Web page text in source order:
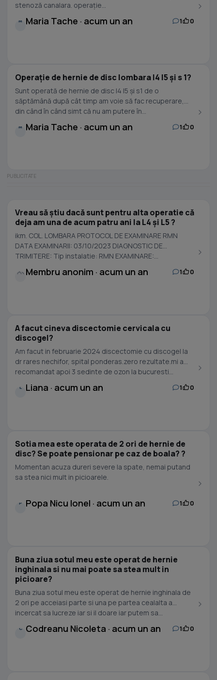
stenoză canalara. operație...
M Maria Tache · acum un an 1 0
Operație de hernie de disc lombara l4 l5 și s 1?
Sunt operată de hernie de disc l4 l5 și s1 de o
săptămână după cât timp am voie să fac recuperare,
din când în când simt că nu am putere în...
M Maria Tache · acum un an 1 0
Vreau să știu dacă sunt pentru alta operatie că
deja am una de acum patru ani la L4 și L5 ?
ikm. COL. LOMBARA PROTOCOL DE EXAMINARE RMN
DATA EXAMINARII: 03/10/2023 DIAGNOSTIC DE
TRIMITERE: Tip instalatie: RMN EXAMINARE:...
Membru anonim · acum un an 1 0
A facut cineva discectomie cervicala cu
discogel?
Am facut in februarie 2024 discectomie cu discogel la
dr rares nechifor, spital ponderas.zero rezultate.mi a
recomandat apoi 3 sedinte de ozon la bucuresti...
L Liana · acum un an 1 0
Sotia mea este operata de 2 ori de hernie de
disc? Se poate pensionar pe caz de boala? ?
Momentan acuza dureri severe la spate, nemai putand
sa stea nici mult in picioarele.
P Popa Nicu Ionel · acum un an 1 0
Buna ziua sotul meu este operat de hernie
inghinala si nu mai poate sa stea mult in
picioare?
Buna ziua sotul meu este operat de hernie inghinala de
2 ori pe acceiasi parte si una pe partea cealalta a
incercat sa lucreze iar si il doare iar putem sa...
C Codreanu Nicoleta · acum un an 1 0